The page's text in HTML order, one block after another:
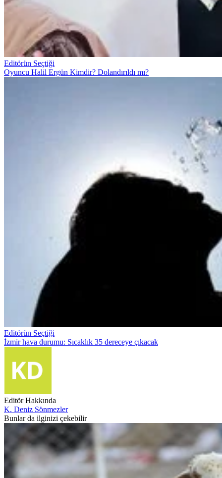
Editörün Seçtiği
Oyuncu Halil Ergün Kimdir? Dolandırıldı mı?
Editörün Seçtiği
İzmir hava durumu: Sıcaklık 35 dereceye çıkacak
Editör Hakkında
K. Deniz Sönmezler
Bunlar da ilginizi çekebilir